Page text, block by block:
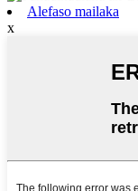
Alefaso mailaka
x